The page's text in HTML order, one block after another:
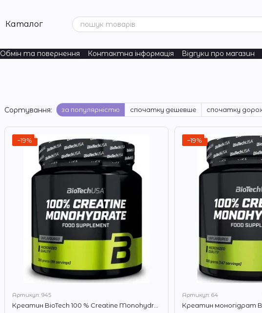
Каталог
Обмін та повернення Контактна інформація Відгуки про магазин
Сортування: за популярністю спочатку дешевше спочатку
−19%
Артикул: 945
−19%
Артикул: 64